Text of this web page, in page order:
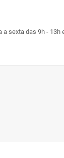
a sexta das 9h - 13h